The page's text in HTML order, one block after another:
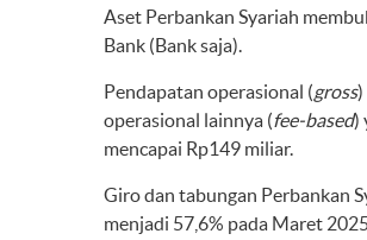
Aset Perbankan Syariah
Bank (Bank saja).
Pendapatan operasional (gross)
operasional lainnya (fee-based)
mencapai Rp149 miliar.
Giro dan tabungan Perbankan
menjadi 57,6% pada Maret